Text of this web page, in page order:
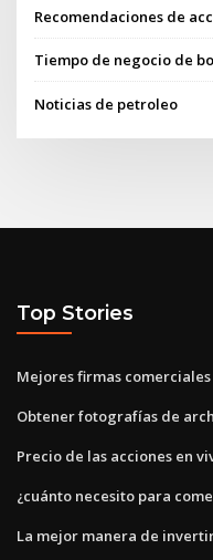
Recomendaciones de
Tiempo de negocio de
Noticias de petroleo
Top Stories
Mejores firmas
Obtener fotografías de
Precio de las acciones en
¿cuánto necesito para
La mejor manera de